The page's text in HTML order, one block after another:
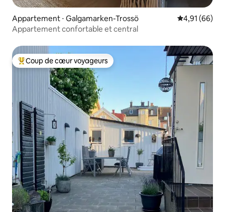
Appartement ⋅ Galgamarken-Trossö Évaluation
4,91 (66)
Appartement confortable et central
Coups de cœur voyageurs les plus appréciés
Coup de cœur voyageurs